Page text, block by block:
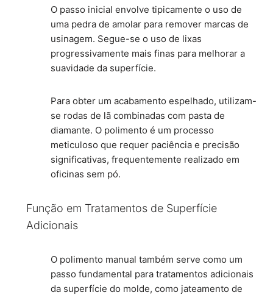
O passo inicial envolve tipicamente o uso de
uma pedra de amolar para remover marcas de
usinagem. Segue-se o uso de lixas
progressivamente mais finas para melhorar a
suavidade da superfície.
Para obter um acabamento espelhado, utilizam-
se rodas de lã combinadas com pasta de
diamante. O polimento é um processo
meticuloso que requer paciência e precisão
significativas, frequentemente realizado em
oficinas sem pó.
Função em Tratamentos de Superfície
Adicionais
O polimento manual também serve como um
passo fundamental para tratamentos adicionais
da superfície do molde, como jateamento de